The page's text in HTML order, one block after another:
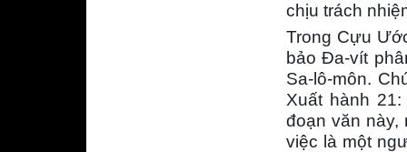
chịu trách
Trong Cựu
bảo Đa-vít
Sa-lô-môn.
Xuất hành
đoạn văn
việc là một